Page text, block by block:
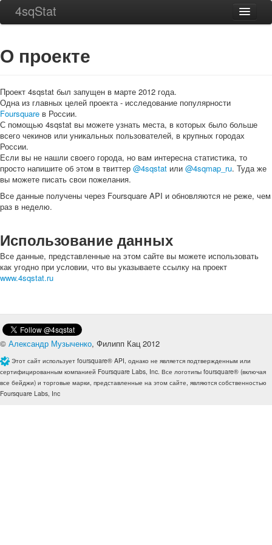
4sqStat
Города
О проекте
Контакты
О проекте
Проект 4sqstat был запущен в марте 2012 года.
Одна из главных целей проекта - исследование популярности
Foursquare в России.
С помощью 4sqstat вы можете узнать места, в которых было больше
всего чекинов или уникальных пользователей, в крупных городах
России.
Если вы не нашли своего города, но вам интересна статистика, то
просто напишите об этом в твиттер @4sqstat или @4sqmap_ru. Туда же
вы можете писать свои пожелания.
Все данные получены через Foursquare API и обновляются не реже, чем
раз в неделю.
Использование данных
Все данные, представленные на этом сайте вы можете использовать
как угодно при условии, что вы указываете ссылку на проект
www.4sqstat.ru
© Александр Музыченко, Филипп Кац 2012
Этот сайт использует foursquare® API, однако не является подтвержденным или
сертифицированным компанией Foursquare Labs, Inc. Все логотипы foursquare® (включая
все бейджи) и торговые марки, представленные на этом сайте, являются собственностью
Foursquare Labs, Inc